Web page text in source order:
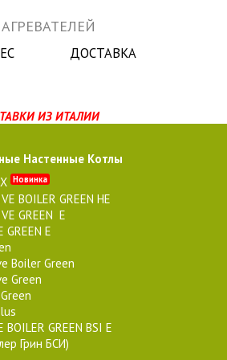
ДОСТАВКА
ИЗ ИТАЛИИ
Настенные Котлы
Новинка
BOILER GREEN HE
GREEN E
E
Boiler Green
Green
GREEN BSI E
Грин БСИ)